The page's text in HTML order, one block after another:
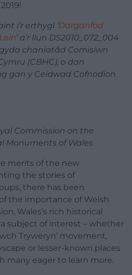
i’r erthygl ‘Darganfod
’ a’r llun DS2010_072_004
chaniatâd Comisiwn
(CBHC), o dan
gan y Ceidwad Cofnodion
Commission on the
Monuments of Wales
merits of the new
the stories of
there has been
the importance of Welsh
Wales’s rich historical
subject of interest – whether
Tryweryn’ movement,
or lesser-known places
many eager to learn more.